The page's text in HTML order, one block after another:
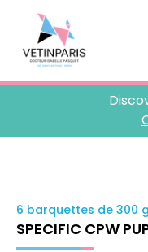
6 barquettes de 300 g
SPECIFIC CPW